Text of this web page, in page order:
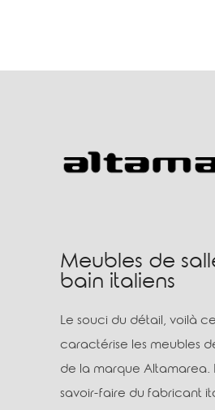
Meubles de
bain italiens
Le souci du détail, voilà
caractérise les meubles
de la marque Altamarea.
savoir-faire du fabricant